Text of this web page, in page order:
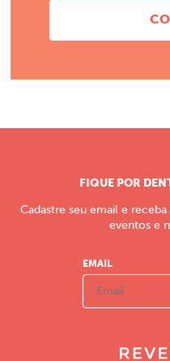
FIQUE POR
Cadastre seu email e
eventos e
EMAIL